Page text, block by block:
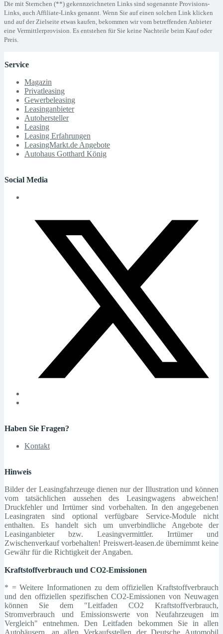
Die mit Sternchen (**) gekennzeichneten Links sind sogenannte Provisions-
Links, auch Affiliate-Links genannt. Wenn Sie auf einen solchen Link klicken
und auf der Zielseite etwas kaufen, bekommen wir vom betreffenden Anbieter
eine Vermittlerprovision. Es entstehen für Sie keine Nachteile beim Kauf oder
Preis.
Service
Magazin
Privatleasing
Gewerbeleasing
Leasinganbieter
Autohersteller
Leasing
Leasing Erfahrungen
LeasingMarkt.de Angebote
Autohaus Gotthard König
Social Media
Haben Sie Fragen?
Kontakt
Hinweis
Bilder der Leasingfahrzeuge dienen nur der Illustration und können
vom tatsächlichen aussehen des Leasingwagens abweichen!
Druckfehler und Irrtümer sind vorbehalten. In den angegebenen
Leasingraten sind optional verfügbare Service-Module nicht
enthalten. Es handelt sich um unverbindliche Angebote der
Leasinganbieter bzw. Leasingvermittler. Irrtümer und
Zwischenverkauf vorbehalten! Preiswert-leasen.de übernimmt keine
Gewähr für die Richtigkeit der Angaben.
Kraftstoffverbrauch und CO2-Emissionen
* = Weitere Informationen zu dem offiziellen Kraftstoffverbrauch
und den offiziellen spezifischen CO2-Emissionen von Neuwagen
können Sie dem "Leitfaden CO2 Kraftstoffverbrauch,
Stromverbrauch und Emissionswerte von Neufahrzeugen im
Vergleich" entnehmen. Den Leitfaden bekommen Sie in allen